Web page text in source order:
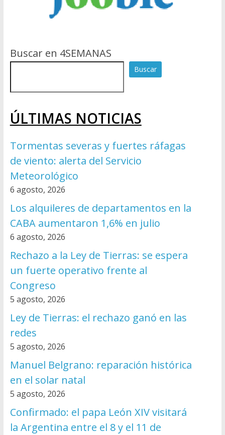
Buscar en 4SEMANAS
Buscar
ÚLTIMAS NOTICIAS
Tormentas severas y fuertes ráfagas
de viento: alerta del Servicio
Meteorológico
6 agosto, 2026
Los alquileres de departamentos en la
CABA aumentaron 1,6% en julio
6 agosto, 2026
Rechazo a la Ley de Tierras: se espera
un fuerte operativo frente al
Congreso
5 agosto, 2026
Ley de Tierras: el rechazo ganó en las
redes
5 agosto, 2026
Manuel Belgrano: reparación histórica
en el solar natal
5 agosto, 2026
Confirmado: el papa León XIV visitará
la Argentina entre el 8 y el 11 de